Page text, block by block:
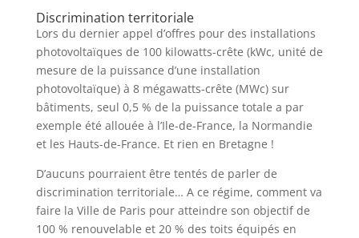
Discrimination territoriale
Lors du dernier appel d’offres pour des installations
photovoltaïques de 100 kilowatts-crête (kWc, unité de
mesure de la puissance d’une installation
photovoltaïque) à 8 mégawatts-crête (MWc) sur
bâtiments, seul 0,5 % de la puissance totale a par
exemple été allouée à l’Ile-de-France, la Normandie
et les Hauts-de-France. Et rien en Bretagne !
D’aucuns pourraient être tentés de parler de
discrimination territoriale… A ce régime, comment va
faire la Ville de Paris pour atteindre son objectif de
100 % renouvelable et 20 % des toits équipés en